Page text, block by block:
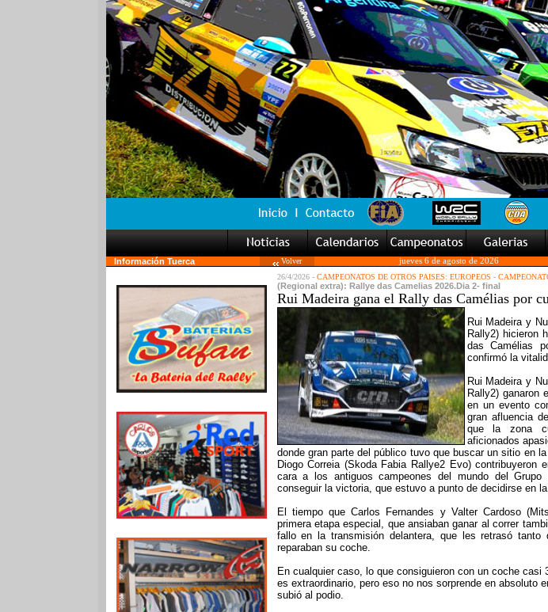
Información Tuerca Volver jueves 6 de agosto de 2026
26/4/2026 - CAMPEONATOS DE OTROS PAISES: EUROPEOS -
(Regional extra): Rallye das Camelias 2026.Dia 2- final
Rui Madeira gana el Rally das Camélias por
Rui Madeira y
Rally2) hicieron
das Camélias
confirmó la
Rui Madeira y
Rally2) ganaron
en un evento
gran afluencia
que la zona
aficionados
donde gran parte del público tuvo que buscar un sitio en
Diogo Correia (Skoda Fabia Rallye2 Evo) contribuyeron
cara a los antiguos campeones del mundo del
conseguir la victoria, que estuvo a punto de decidirse en
El tiempo que Carlos Fernandes y Valter Cardoso
primera etapa especial, que ansiaban ganar al correr
fallo en la transmisión delantera, que les retrasó tanto
reparaban su coche.
En cualquier caso, lo que consiguieron con un coche casi
es extraordinario, pero eso no nos sorprende en absoluto
subió al podio.